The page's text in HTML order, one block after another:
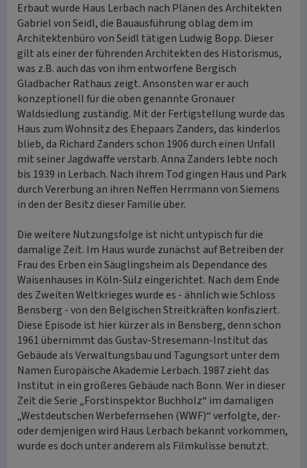
Erbaut wurde Haus Lerbach nach Plänen des Architekten
Gabriel von Seidl, die Bauausführung oblag dem im
Architektenbüro von Seidl tätigen Ludwig Bopp. Dieser
gilt als einer der führenden Architekten des Historismus,
was z.B. auch das von ihm entworfene Bergisch
Gladbacher Rathaus zeigt. Ansonsten war er auch
konzeptionell für die oben genannte Gronauer
Waldsiedlung zuständig. Mit der Fertigstellung wurde das
Haus zum Wohnsitz des Ehepaars Zanders, das kinderlos
blieb, da Richard Zanders schon 1906 durch einen Unfall
mit seiner Jagdwaffe verstarb. Anna Zanders lebte noch
bis 1939 in Lerbach. Nach ihrem Tod gingen Haus und Park
durch Vererbung an ihren Neffen Herrmann von Siemens
in den der Besitz dieser Familie über.
Die weitere Nutzungsfolge ist nicht untypisch für die
damalige Zeit. Im Haus wurde zunächst auf Betreiben der
Frau des Erben ein Säuglingsheim als Dependance des
Waisenhauses in Köln-Sülz eingerichtet. Nach dem Ende
des Zweiten Weltkrieges wurde es - ähnlich wie Schloss
Bensberg - von den Belgischen Streitkräften konfisziert.
Diese Episode ist hier kürzer als in Bensberg, denn schon
1961 übernimmt das Gustav-Stresemann-Institut das
Gebäude als Verwaltungsbau und Tagungsort unter dem
Namen Europäische Akademie Lerbach. 1987 zieht das
Institut in ein größeres Gebäude nach Bonn. Wer in dieser
Zeit die Serie „Forstinspektor Buchholz“ im damaligen
„Westdeutschen Werbefernsehen (WWF)“ verfolgte, der-
oder demjenigen wird Haus Lerbach bekannt vorkommen,
wurde es doch unter anderem als Filmkulisse benutzt.